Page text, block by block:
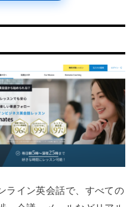
ライン英会話で、すべての